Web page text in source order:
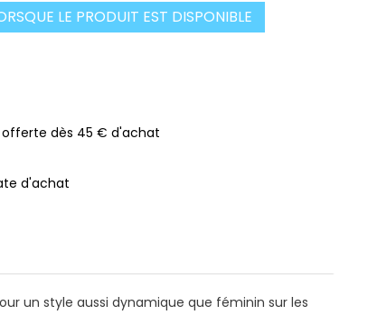
LE PRODUIT EST DISPONIBLE
offerte dès 45 € d'achat
d'achat
un style aussi dynamique que féminin sur les